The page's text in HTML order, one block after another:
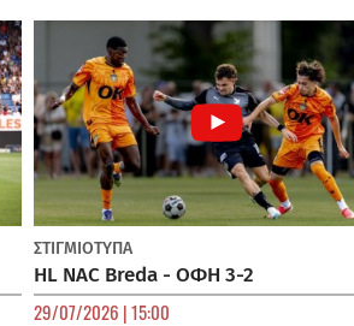
ΣΤΙΓΜΙΟΤΥΠΑ
HL NAC Breda - ΟΦΗ 3-2
29/07/2026 | 15:00